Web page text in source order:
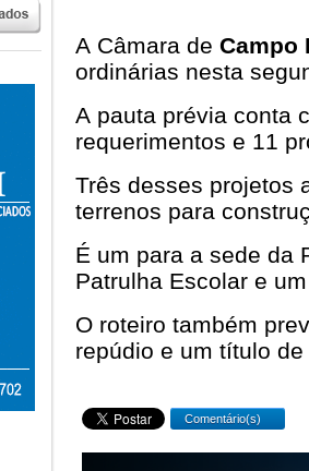
A Câmara de Campo
ordinárias nesta
A pauta prévia conta
requerimentos e 11
Três desses projetos
terrenos para
É um para a sede da
Patrulha Escolar e
O roteiro também
repúdio e um título
Comentário(s)